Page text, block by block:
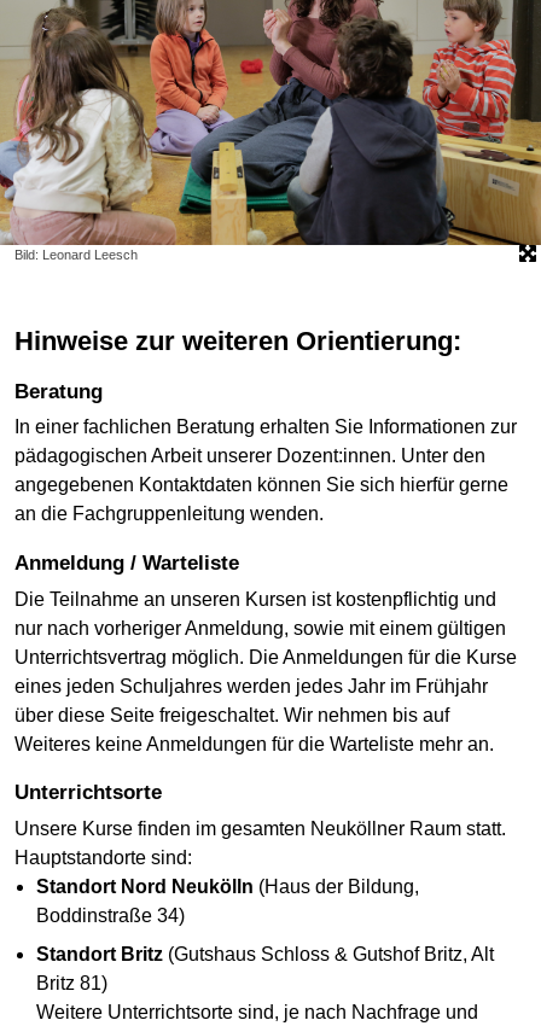
Bild: Leonard Leesch
Hinweise zur weiteren Orientierung:
Beratung
In einer fachlichen Beratung erhalten Sie Informationen zur
pädagogischen Arbeit unserer Dozent:innen. Unter den
angegebenen Kontaktdaten können Sie sich hierfür gerne
an die Fachgruppenleitung wenden.
Anmeldung / Warteliste
Die Teilnahme an unseren Kursen ist kostenpflichtig und
nur nach vorheriger Anmeldung, sowie mit einem gültigen
Unterrichtsvertrag möglich. Die Anmeldungen für die Kurse
eines jeden Schuljahres werden jedes Jahr im Frühjahr
über diese Seite freigeschaltet. Wir nehmen bis auf
Weiteres keine Anmeldungen für die Warteliste mehr an.
Unterrichtsorte
Unsere Kurse finden im gesamten Neuköllner Raum statt.
Hauptstandorte sind:
Standort Nord Neukölln (Haus der Bildung,
Boddinstraße 34)
Standort Britz(Gutshaus Schloss & Gutshof Britz, Alt
Britz 81)
Weitere Unterrichtsorte sind, je nach Nachfrage und